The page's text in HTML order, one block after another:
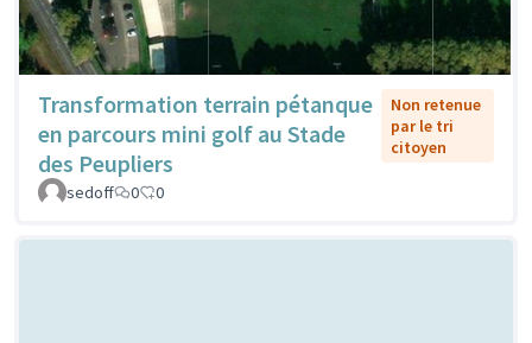
Transformation terrain pétanque
en parcours mini golf au Stade
des Peupliers
Non retenue
par le tri
citoyen
sedoff 0 0